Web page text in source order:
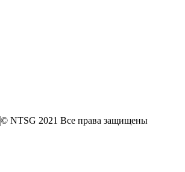
© NTSG 2021 Все права защищены